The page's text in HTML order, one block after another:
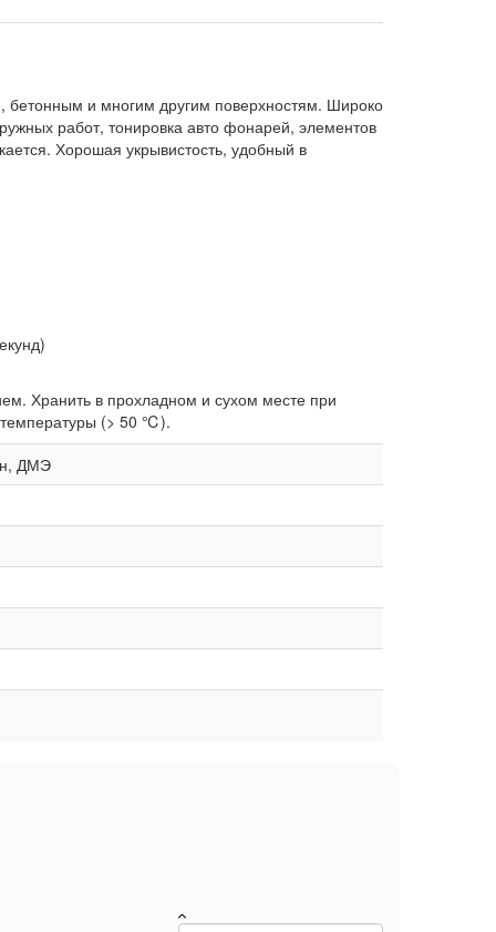
бетонным и многим другим поверхностям. Широко
работ, тонировка авто фонарей, элементов
Хорошая укрывистость, удобный в
Хранить в прохладном и сухом месте при
температуры (> 50 ℃).
ДМЭ